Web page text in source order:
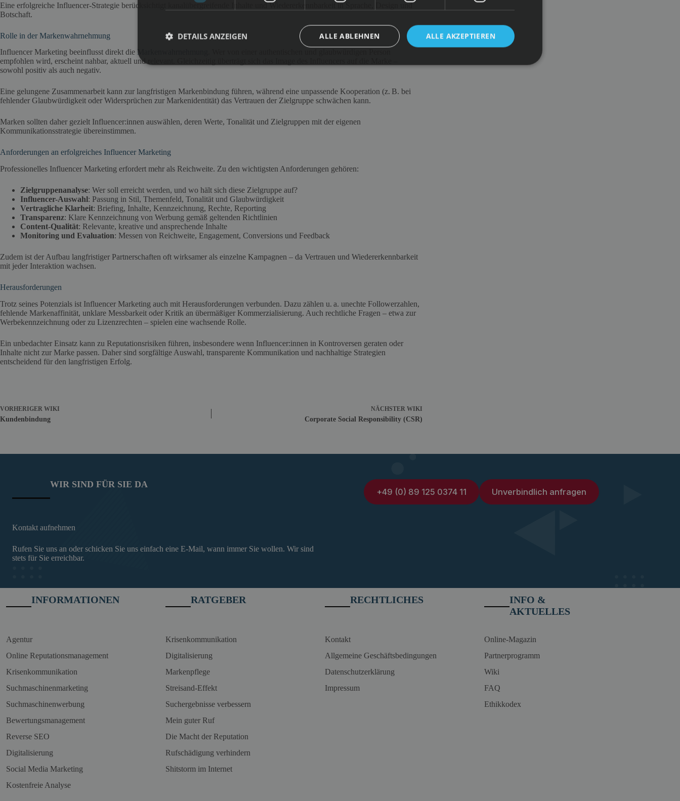
Eine erfolgreiche Influencer-Strategie berücksichtigt kanalübergreifende Inhalte und Wiedererkennbarkeit in Sprache, Design und
Botschaft.
Rolle in der Markenwahrnehmung
Influencer Marketing beeinflusst direkt die Markenwahrnehmung
empfohlen wird, erscheint nahbar, aktuell und relevant. Gleichzeitig überträgt sich das Image des Influencers auf die Marke –
sowohl positiv als auch negativ.
Eine gelungene Zusammenarbeit kann zur langfristigen Markenbindung führen, während eine unpassende Kooperation (z. B. bei
fehlender Glaubwürdigkeit oder Widersprüchen zur Markenidentität) das Vertrauen der Zielgruppe schwächen kann.
Marken sollten daher gezielt Influencer:innen auswählen, deren Werte, Tonalität und Zielgruppen mit der eigenen
Kommunikationsstrategie übereinstimmen.
Anforderungen an erfolgreiches Influencer Marketing
Professionelles Influencer Marketing erfordert mehr als Reichweite. Zu den wichtigsten Anforderungen gehören:
Zielgruppenanalyse: Wer soll erreicht werden, und wo hält sich diese Zielgruppe auf?
Influencer-Auswahl: Passung in Stil, Themenfeld, Tonalität und Glaubwürdigkeit
Vertragliche Klarheit: Briefing, Inhalte, Kennzeichnung, Rechte, Reporting
Transparenz: Klare Kennzeichnung von Werbung gemäß geltenden Richtlinien
Content-Qualität: Relevante, kreative und ansprechende Inhalte
Monitoring und Evaluation: Messen von Reichweite, Engagement, Conversions und Feedback
Zudem ist der Aufbau langfristiger Partnerschaften oft wirksamer als einzelne Kampagnen – da Vertrauen und Wiedererkennbarkeit
mit jeder Interaktion wachsen.
Herausforderungen
Trotz seines Potenzials ist Influencer Marketing auch mit Herausforderungen verbunden. Dazu zählen u. a. unechte Followerzahlen,
fehlende Markenaffinität, unklare Messbarkeit oder Kritik an übermäßiger Kommerzialisierung. Auch rechtliche Fragen – etwa zur
Werbekennzeichnung oder zu Lizenzrechten – spielen eine wachsende Rolle.
Ein unbedachter Einsatz kann zu Reputationsrisiken führen, insbesondere wenn Influencer:innen in Kontroversen geraten oder
Inhalte nicht zur Marke passen. Daher sind sorgfältige Auswahl, transparente Kommunikation und nachhaltige Strategien
entscheidend für den langfristigen Erfolg.
VORHERIGER WIKI
Kundenbindung
NÄCHSTER WIKI
Corporate Social Responsibility (CSR)
WIR SIND FÜR SIE DA
Kontakt aufnehmen
Rufen Sie uns an oder schicken Sie uns einfach eine E-Mail, wann immer Sie wollen. Wir sind
stets für Sie erreichbar.
+49 (0) 89 125 0374 11 Unverbindlich anfragen
INFORMATIONEN
Agentur
Online Reputationsmanagement
Krisenkommunikation
Suchmaschinenmarketing
Suchmaschinenwerbung
Bewertungsmanagement
Reverse SEO
Digitalisierung
Social Media Marketing
Kostenfreie Analyse
RATGEBER
Krisenkommunikation
Digitalisierung
Markenpflege
Streisand-Effekt
Suchergebnisse verbessern
Mein guter Ruf
Die Macht der Reputation
Rufschädigung verhindern
Shitstorm im Internet
RECHTLICHES
Kontakt
Allgemeine Geschäftsbedingungen
Datenschutzerklärung
Impressum
INFO &
AKTUELLES
Online-Magazin
Partnerprogramm
Wiki
FAQ
Ethikkodex
ALLE AKZEPTIEREN
ALLE ABLEHNEN
DETAILS ANZEIGEN